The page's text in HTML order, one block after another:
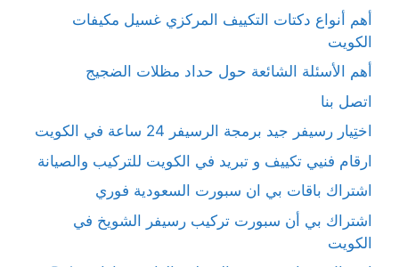
أهم أنواع دكتات التكييف المركزي غسيل مكيفات
الكويت
أهم الأسئلة الشائعة حول حداد مظلات الضجيج
اتصل بنا
اختِيار رسيفر جيد برمجة الرسيفر 24 ساعة في الكويت
ارقام فنيي تكييف و تبريد في الكويت للتركيب والصيانة
اشتراك باقات بي ان سبورت السعودية فوري
اشتراك بي أن سبورت تركيب رسيفر الشويخ في
الكويت